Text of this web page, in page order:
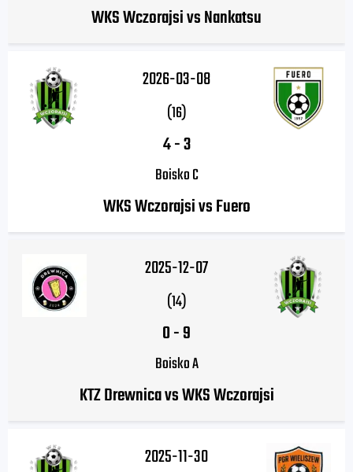
WKS Wczorajsi vs Nankatsu
2026-03-08
(16)
4-3
Boisko C
WKS Wczorajsi vs Fuero
2025-12-07
(14)
0-9
Boisko A
KTZ Drewnica vs WKS Wczorajsi
2025-11-30